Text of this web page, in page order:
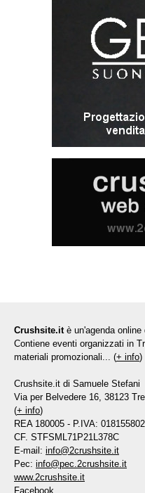
Crushsite.it è un'agenda
Contiene eventi organizzati in
materiali promozionali... (+ info)
Crushsite.it di Samuele Stefani
Via per Belvedere 16, 38123
(+ info)
REA 180005 - P.IVA:
CF. STFSML71P21L378C
E-mail: info@2crushsite.it
Pec: info@pec.2crushsite.it
www.2crushsite.it
Facebook